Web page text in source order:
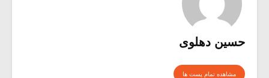
حسین دهلوی
مشاهده تمام پست ها